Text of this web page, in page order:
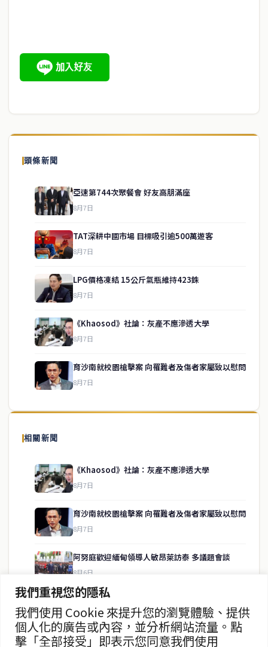
我們重視您的隱私
我們使用 Cookie 來提升您的瀏覽體驗、提供
個人化的廣告或內容，並分析網站流量。點
擊「全部接受」即表示您同意我們使用
頭條新聞
亞速第744次聚餐會 好友高朋滿座
8月7日
TAT深耕中國市場 目標吸引逾500萬遊客
8月7日
LPG價格凍結 15公斤氣瓶維持423銖
8月7日
《Khaosod》社論：灰產不應滲透大學
8月7日
育沙南就校園槍擊案 向罹難者及傷者家屬致以慰問
8月7日
相關新聞
《Khaosod》社論：灰產不應滲透大學
8月7日
育沙南就校園槍擊案 向罹難者及傷者家屬致以慰問
8月7日
阿努庭歡迎緬甸領導人敏昂萊訪泰 多議題會談
8月6日
中國未向柬提供武器 高度重視中泰關係
8月6日
總理府闢謠 呼籲各部長安心履職
關於我們
泰國中文新聞（TCN）是一家總部設於曼谷的中文新聞媒體，致力於
供即時、客觀、多元的中文新聞內容。
房地產
聯絡資訊
歡迎來信洽詢合作事宜
service@thaichinesenews.com